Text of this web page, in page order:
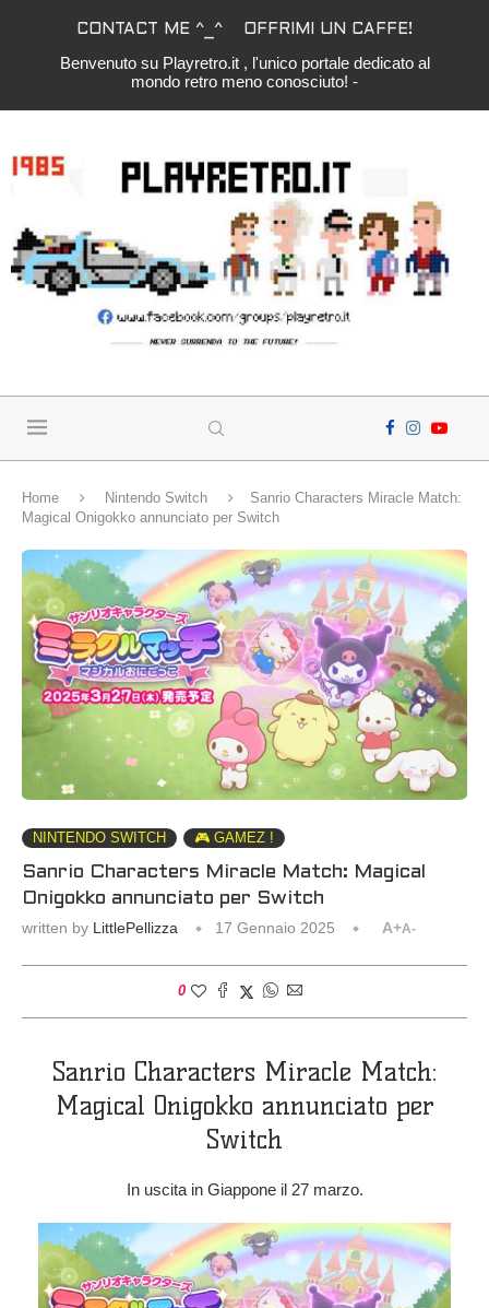
CONTACT ME ^_^ OFFRIMI UN CAFFE!
Benvenuto su Playretro.it , l'unico portale dedicato al
mondo retro meno conosciuto! -
Home Nintendo Switch
Sanrio Characters Miracle Match:
Magical Onigokko annunciato per Switch
NINTENDO SWITCH 🎮 GAMEZ !
Sanrio Characters Miracle Match: Magical
Onigokko annunciato per Switch
written by LittlePellizza 17 Gennaio 2025 A+A-
0
Sanrio Characters Miracle Match:
Magical Onigokko annunciato per
Switch
In uscita in Giappone il 27 marzo.